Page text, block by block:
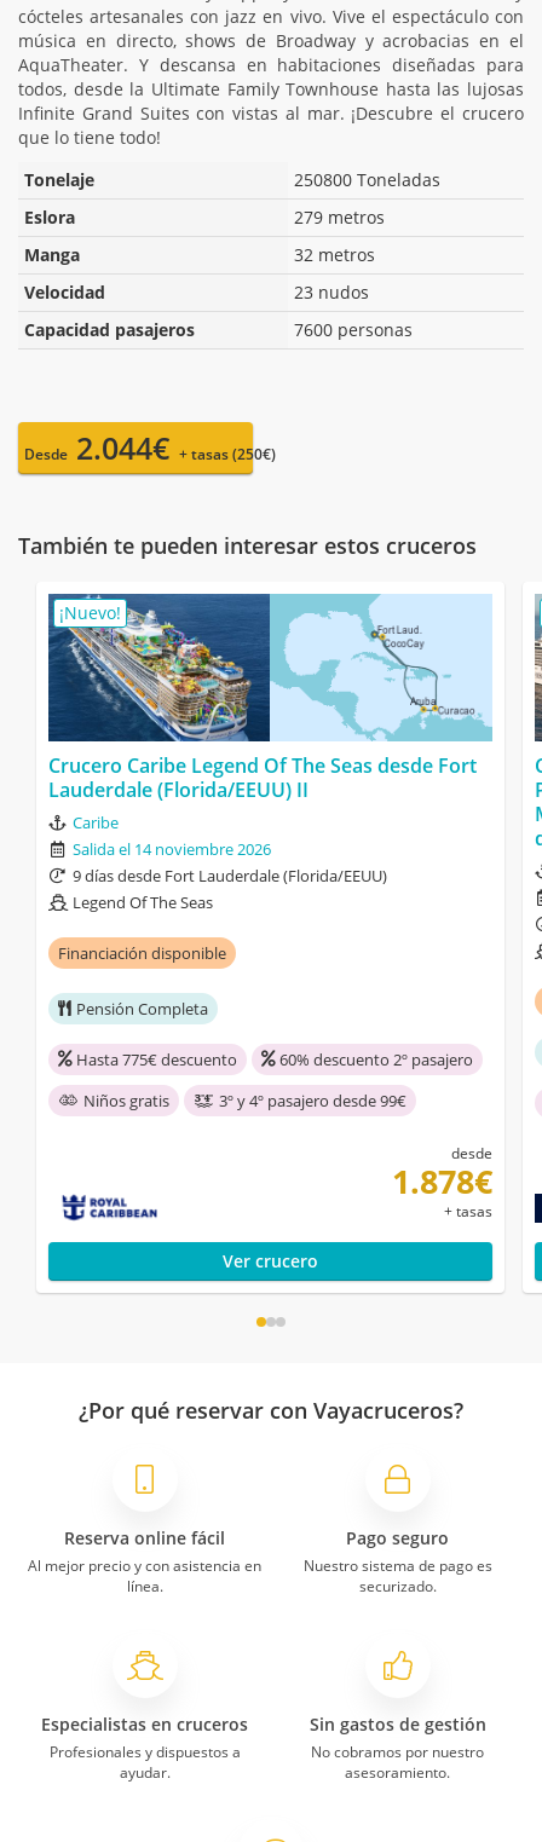
cócteles artesanales con jazz en vivo. Vive el espectáculo con
música en directo, shows de Broadway y acrobacias en el
AquaTheater. Y descansa en habitaciones diseñadas para
todos, desde la Ultimate Family Townhouse hasta las lujosas
Infinite Grand Suites con vistas al mar. ¡Descubre el crucero
que lo tiene todo!
Tonelaje
250800 Toneladas
Eslora
279 metros
Manga
32 metros
Velocidad
23 nudos
Capacidad pasajeros
7600 personas
Desde 2.044€ + tasas (250€)
También te pueden interesar estos cruceros
¡Nuevo!
Crucero Caribe Legend Of The Seas desde Fort
Lauderdale (Florida/EEUU) II
Caribe
Salida el 14 noviembre 2026
9 días desde Fort Lauderdale (Florida/EEUU)
Legend Of The Seas
Financiación disponible
Pensión Completa
Hasta 775€ descuento
60% descuento 2º pasajero
Niños gratis
3º y 4º pasajero desde 99€
desde
1.878€
+ tasas
Ver crucero
¿Por qué reservar con Vayacruceros?
Reserva online fácil
Al mejor precio y con asistencia en
línea.
Pago seguro
Nuestro sistema de pago es
securizado.
Especialistas en cruceros
Profesionales y dispuestos a
ayudar.
Sin gastos de gestión
No cobramos por nuestro
asesoramiento.